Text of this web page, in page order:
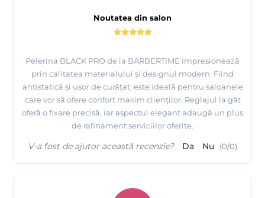
Noutatea din salon
Pelerina BLACK PRO de la BARBERTIME impresionează
prin calitatea materialului și designul modern. Fiind
antistatică și ușor de curățat, este ideală pentru saloanele
care vor să ofere confort maxim clienților. Reglajul la gât
oferă o fixare precisă, iar aspectul elegant adaugă un plus
de rafinament serviciilor oferite.
V-a fost de ajutor această recenzie? Da Nu (0/0)